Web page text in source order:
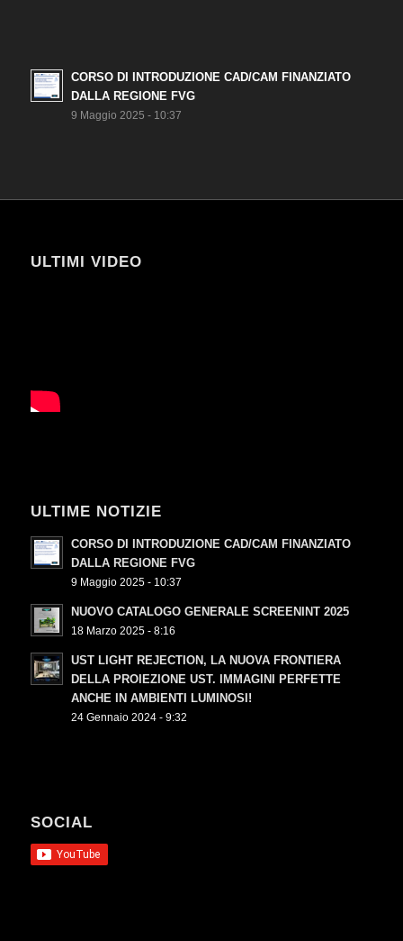
CORSO DI INTRODUZIONE CAD/CAM FINANZIATO
DALLA REGIONE FVG
9 Maggio 2025 - 10:37
ULTIMI VIDEO
ULTIME NOTIZIE
CORSO DI INTRODUZIONE CAD/CAM FINANZIATO
DALLA REGIONE FVG
9 Maggio 2025 - 10:37
NUOVO CATALOGO GENERALE SCREENINT 2025
18 Marzo 2025 - 8:16
UST LIGHT REJECTION, LA NUOVA FRONTIERA
DELLA PROIEZIONE UST. IMMAGINI PERFETTE
ANCHE IN AMBIENTI LUMINOSI!
24 Gennaio 2024 - 9:32
SOCIAL